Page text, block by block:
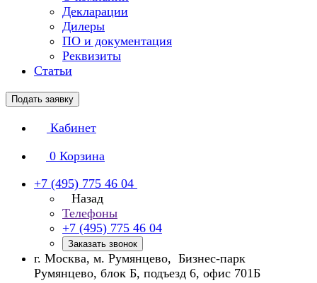
Декларации
Дилеры
ПО и документация
Реквизиты
Статьи
Подать заявку
Кабинет
0 Корзина
+7 (495) 775 46 04
Назад
Телефоны
+7 (495) 775 46 04
Заказать звонок
г. Москва, м. Румянцево, Бизнес-парк
Румянцево, блок Б, подъезд 6, офис 701Б